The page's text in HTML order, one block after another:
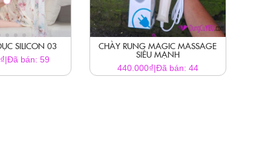
SILICON 03
₫ |Đã bán: 59
CHÀY RUNG MAGIC MASSAGE
SIÊU MẠNH
440.000₫ Đã bán: 44